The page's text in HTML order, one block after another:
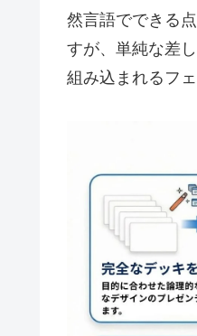
然言語でできる
すが、単純な差
組み込まれるフ